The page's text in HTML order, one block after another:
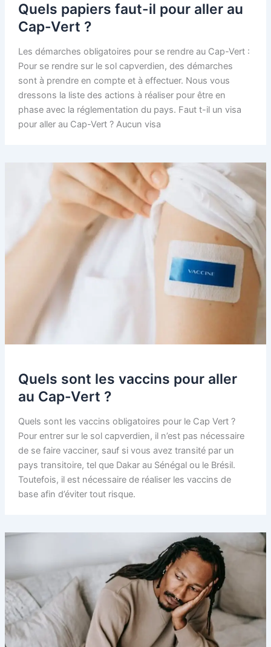
Quels papiers faut-il pour aller au
Cap-Vert ?
Les démarches obligatoires pour se rendre au Cap-Vert :
Pour se rendre sur le sol capverdien, des démarches
sont à prendre en compte et à effectuer. Nous vous
dressons la liste des actions à réaliser pour être en
phase avec la réglementation du pays. Faut t-il un visa
pour aller au Cap-Vert ? Aucun visa
Quels sont les vaccins pour aller
au Cap-Vert ?
Quels sont les vaccins obligatoires pour le Cap Vert ?
Pour entrer sur le sol capverdien, il n’est pas nécessaire
de se faire vacciner, sauf si vous avez transité par un
pays transitoire, tel que Dakar au Sénégal ou le Brésil.
Toutefois, il est nécessaire de réaliser les vaccins de
base afin d’éviter tout risque.